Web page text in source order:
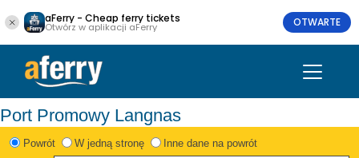
aFerry - Cheap ferry tickets
Otwórz w aplikacji aFerry OTWARTE
Port Promowy Langnas
Powrót W jedną stronę Inne dane na powrót